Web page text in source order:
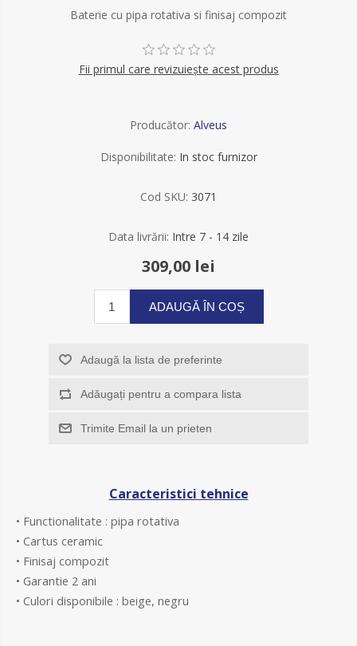
Baterie cu pipa rotativa si finisaj compozit
Fii primul care revizuiește acest produs
Producător: Alveus
Disponibilitate: In stoc furnizor
Cod SKU: 3071
Data livrării: Intre 7 - 14 zile
309,00 lei
ADAUGĂ ÎN COȘ
Adaugă la lista de preferinte
Adăugați pentru a compara lista
Trimite Email la un prieten
Caracteristici tehnice
• Functionalitate : pipa rotativa
• Cartus ceramic
• Finisaj compozit
• Garantie 2 ani
• Culori disponibile : beige, negru